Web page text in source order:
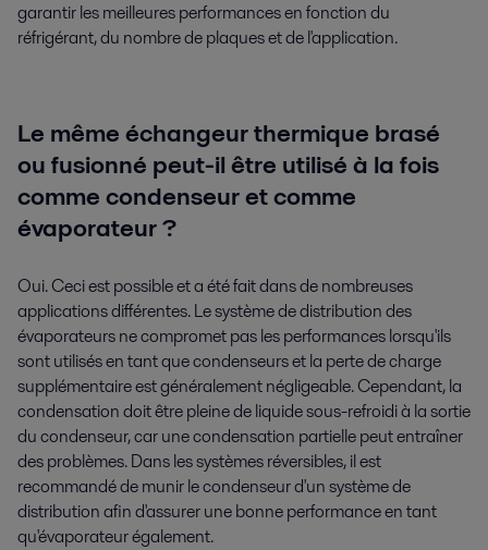
garantir les meilleures performances en fonction du
réfrigérant, du nombre de plaques et de l'application.
Le même échangeur thermique brasé
ou fusionné peut-il être utilisé à la fois
comme condenseur et comme
évaporateur ?
Oui. Ceci est possible et a été fait dans de nombreuses
applications différentes. Le système de distribution des
évaporateurs ne compromet pas les performances lorsqu'ils
sont utilisés en tant que condenseurs et la perte de charge
supplémentaire est généralement négligeable. Cependant, la
condensation doit être pleine de liquide sous-refroidi à la sortie
du condenseur, car une condensation partielle peut entraîner
des problèmes. Dans les systèmes réversibles, il est
recommandé de munir le condenseur d'un système de
distribution afin d'assurer une bonne performance en tant
qu'évaporateur également.